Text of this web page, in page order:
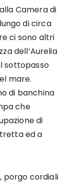
Camera di
di circa
ci sono altri
dell’Aurelia
sottopasso
mare.
di banchina
che
di
ed a
porgo cordiali